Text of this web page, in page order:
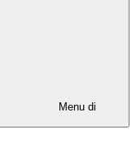
Menu di